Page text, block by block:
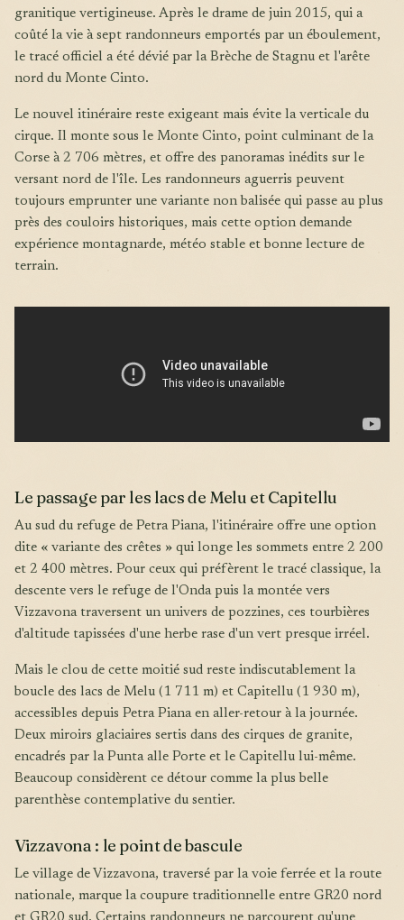
granitique vertigineuse. Après le drame de juin 2015, qui a
coûté la vie à sept randonneurs emportés par un éboulement,
le tracé officiel a été dévié par la Brèche de Stagnu et l'arête
nord du Monte Cinto.
Le nouvel itinéraire reste exigeant mais évite la verticale du
cirque. Il monte sous le Monte Cinto, point culminant de la
Corse à 2 706 mètres, et offre des panoramas inédits sur le
versant nord de l'île. Les randonneurs aguerris peuvent
toujours emprunter une variante non balisée qui passe au plus
près des couloirs historiques, mais cette option demande
expérience montagnarde, météo stable et bonne lecture de
terrain.
Le passage par les lacs de Melu et Capitellu
Au sud du refuge de Petra Piana, l'itinéraire offre une option
dite « variante des crêtes » qui longe les sommets entre 2 200
et 2 400 mètres. Pour ceux qui préfèrent le tracé classique, la
descente vers le refuge de l'Onda puis la montée vers
Vizzavona traversent un univers de pozzines, ces tourbières
d'altitude tapissées d'une herbe rase d'un vert presque irréel.
Mais le clou de cette moitié sud reste indiscutablement la
boucle des lacs de Melu (1 711 m) et Capitellu (1 930 m),
accessibles depuis Petra Piana en aller-retour à la journée.
Deux miroirs glaciaires sertis dans des cirques de granite,
encadrés par la Punta alle Porte et le Capitellu lui-même.
Beaucoup considèrent ce détour comme la plus belle
parenthèse contemplative du sentier.
Vizzavona : le point de bascule
Le village de Vizzavona, traversé par la voie ferrée et la route
nationale, marque la coupure traditionnelle entre GR20 nord